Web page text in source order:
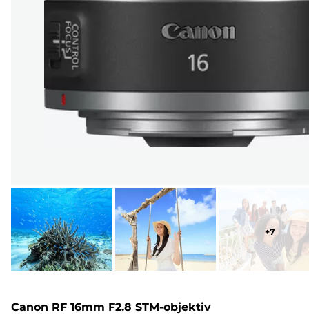
+7
Canon RF 16mm F2.8 STM-objektiv